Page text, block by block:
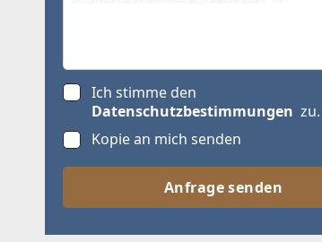
Ich stimme den
Datenschutzbestimmungen zu.
Kopie an mich senden
Anfrage senden